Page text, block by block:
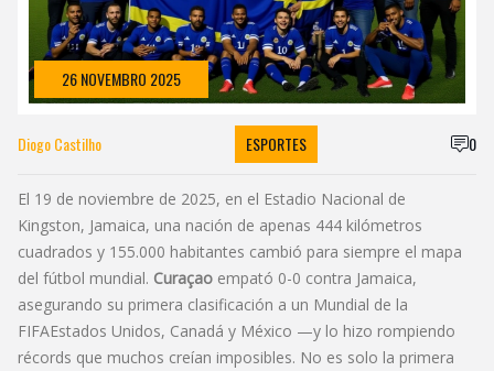
26 NOVEMBRO 2025
Diogo Castilho ESPORTES 0
El 19 de noviembre de 2025, en el Estadio Nacional de
Kingston, Jamaica, una nación de apenas 444 kilómetros
cuadrados y 155.000 habitantes cambió para siempre el mapa
del fútbol mundial. Curaçao empató 0-0 contra Jamaica,
asegurando su primera clasificación a un Mundial de la
FIFAEstados Unidos, Canadá y México —y lo hizo rompiendo
récords que muchos creían imposibles. No es solo la primera